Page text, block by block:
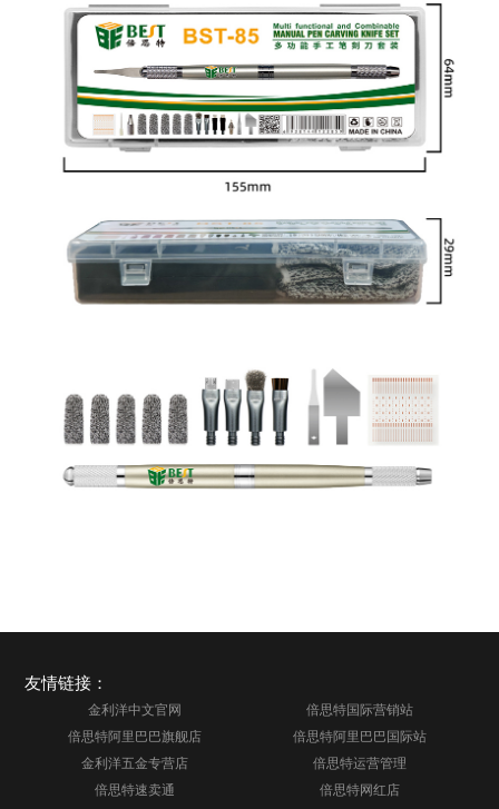
友情链接：
金利洋中文官网
倍思特国际营销站
倍思特阿里巴巴旗舰店
倍思特阿里巴巴国际站
金利洋五金专营店
倍思特运营管理
倍思特速卖通
倍思特网红店